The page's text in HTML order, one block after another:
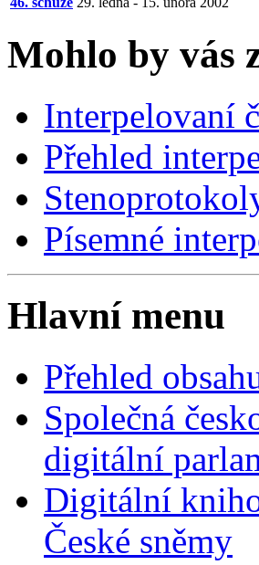
Mohlo by vás
Interpelovaní
Přehled
Písemné
Hlavní menu
Přehled
Společná
digitální
Digitální
České sněmy